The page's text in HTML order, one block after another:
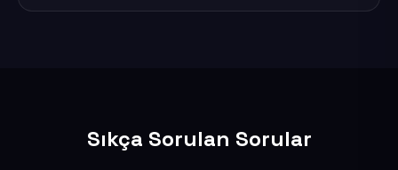
Sıkça Sorulan Sorular